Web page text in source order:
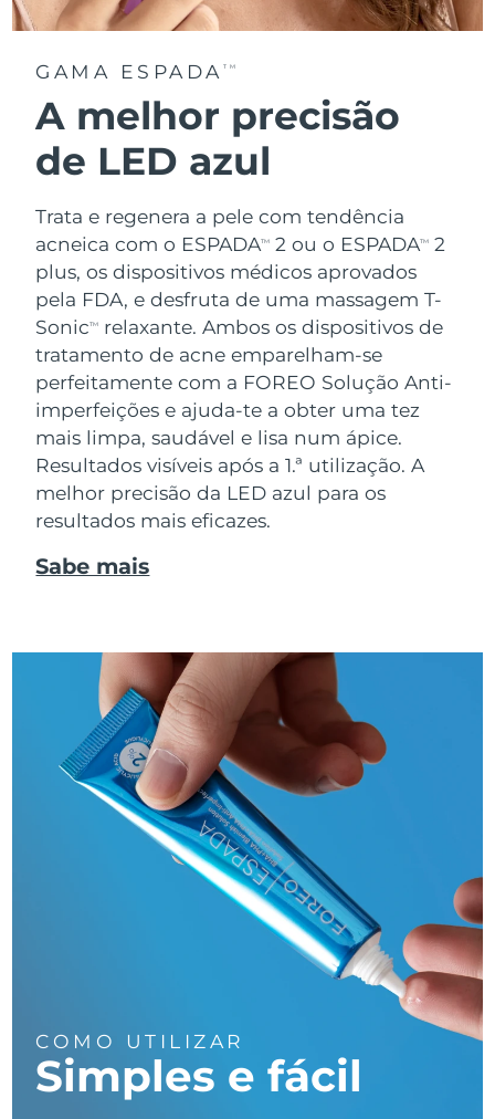
GAMA ESPADA TM
A melhor precisão
de LED azul
Trata e regenera a pele com tendência
acneica com o ESPADATM 2 ou o ESPADATM
2
plus, os dispositivos médicos aprovados
pela FDA, e desfruta de uma massagem T-
SonicTM
relaxante. Ambos os dispositivos de
tratamento de acne emparelham-se
perfeitamente com a FOREO Solução Anti-
imperfeições e ajuda-te a obter uma tez
mais limpa, saudável e lisa num ápice.
Resultados visíveis após a 1.ª utilização. A
melhor precisão da LED azul para os
resultados mais eficazes.
Sabe mais
COMO UTILIZAR
Simples e fácil